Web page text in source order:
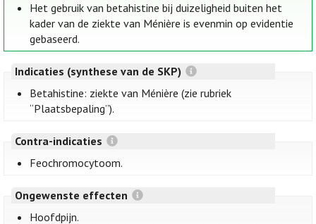
Het gebruik van betahistine bij duizeligheid buiten het
kader van de ziekte van Ménière is evenmin op evidentie
gebaseerd.
Indicaties (synthese van de SKP)
Betahistine: ziekte van Ménière (zie rubriek
“Plaatsbepaling”).
Contra-indicaties
Feochromocytoom.
Ongewenste effecten
Hoofdpijn.